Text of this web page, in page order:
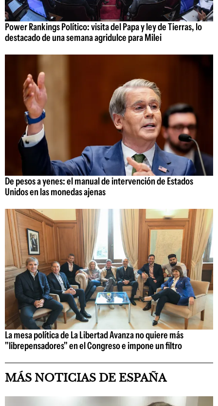
Power Rankings Político: visita del Papa y ley de Tierras, lo
destacado de una semana agridulce para Milei
De pesos a yenes: el manual de intervención de Estados
Unidos en las monedas ajenas
La mesa política de La Libertad Avanza no quiere más
"librepensadores" en el Congreso e impone un filtro
MÁS NOTICIAS DE ESPAÑA